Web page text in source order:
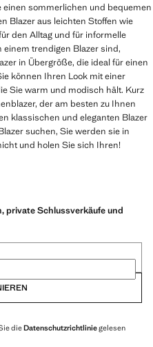
einen sommerlichen und bequemen
Blazer aus leichten Stoffen wie
den Alltag und für informelle
einem trendigen Blazer sind,
in Übergröße, die ideal für einen
können Ihren Look mit einer
Sie warm und modisch hält. Kurz
der am besten zu Ihnen
klassischen und eleganten Blazer
suchen, Sie werden sie in
und holen Sie sich Ihren!
private Schlussverkäufe und
dieDatenschutzrichtliniegelesen